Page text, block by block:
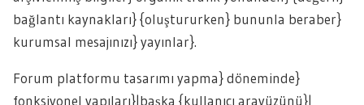
bağlantı kaynakları} {oluştururken} bununla beraber}
kurumsal mesajınızı} yayınlar}.
Forum platformu tasarımı yapma} döneminde}
fonksiyonel yapıları}|başka {kullanıcı arayüzünü}|